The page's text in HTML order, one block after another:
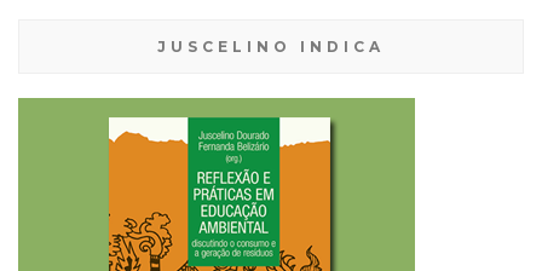
JUSCELINO INDICA